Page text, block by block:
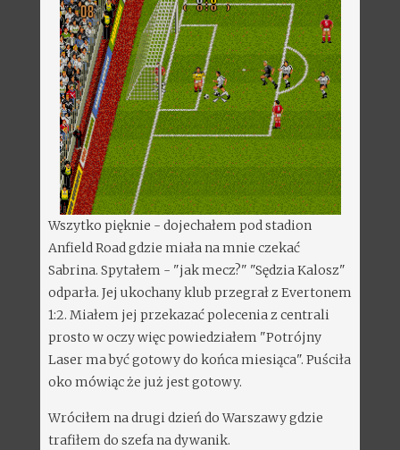
Wszytko pięknie - dojechałem pod stadion
Anfield Road gdzie miała na mnie czekać
Sabrina. Spytałem - "jak mecz?" "Sędzia Kalosz"
odparła. Jej ukochany klub przegrał z Evertonem
1:2. Miałem jej przekazać polecenia z centrali
prosto w oczy więc powiedziałem "Potrójny
Laser ma być gotowy do końca miesiąca". Puściła
oko mówiąc że już jest gotowy.
Wróciłem na drugi dzień do Warszawy gdzie
trafiłem do szefa na dywanik.